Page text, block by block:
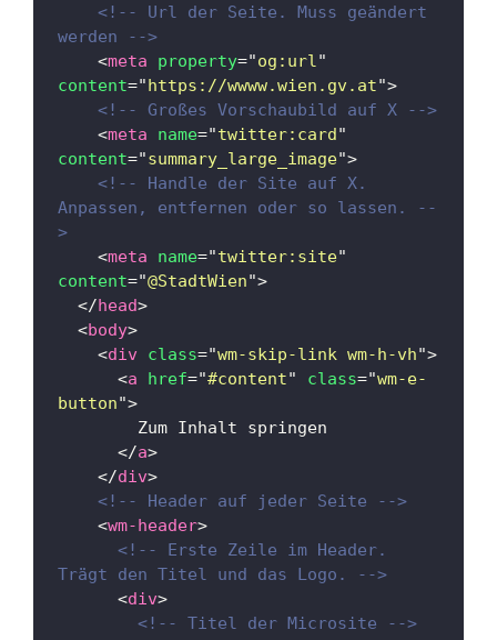
<!-- Url der Seite. Muss geändert
werden -->
<meta property="og:url"
content="https://wwww.wien.gv.at">
<!-- Großes Vorschaubild auf X -->
<meta name="twitter:card"
content="summary_large_image">
<!-- Handle der Site auf X.
Anpassen, entfernen oder so lassen. --
>
<meta name="twitter:site"
content="@StadtWien">
</head>
<body>
<div class="wm-skip-link wm-h-vh">
<a href="#content" class="wm-e-
button">
        Zum Inhalt springen
</a>
</div>
<!-- Header auf jeder Seite -->
<wm-header>
<!-- Erste Zeile im Header.
Trägt den Titel und das Logo. -->
<div>
<!-- Titel der Microsite -->